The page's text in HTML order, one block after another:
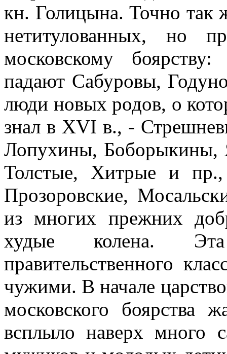
кн. Голицына. Точно так
нетитулованных, но
московскому
падают Сабуровы,
люди новых родов, о
знал в XVI в., -
Лопухины, Боборыкины,
Толстые, Хитрые и
Прозоровские,
из многих прежних
худые колена.
правительственного
чужими. В начале
московского боярства
всплыло наверх много